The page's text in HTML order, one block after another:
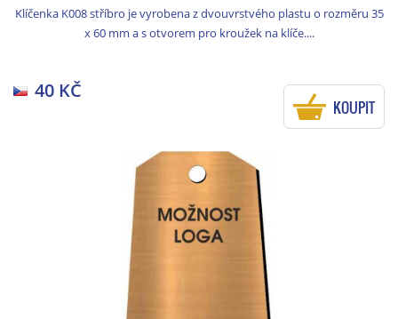
Klíčenka K008 stříbro je vyrobena z dvouvrstvého plastu o rozměru 35
x 60 mm a s otvorem pro kroužek na klíče....
40 KČ
KOUPIT